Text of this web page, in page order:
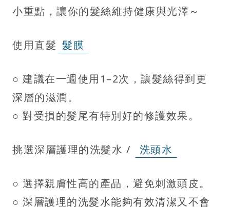
小重點，讓你的髮絲維持健康與光澤～
使用直髮 髮膜
○ 建議在一週使用1–2次，讓髮絲得到更
深層的滋潤。
○ 對受損的髮尾有特別好的修護效果。
挑選深層護理的洗髮水 / 洗頭水
○ 選擇親膚性高的產品，避免刺激頭皮。
○ 深層護理的洗髮水能夠有效清潔又不會